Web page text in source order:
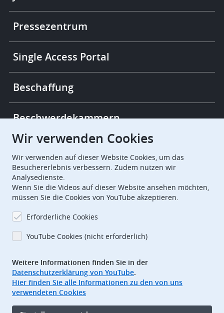
More
links
Pressezentrum
Single Access Portal
Beschaffung
Beschwerdekammern
EuropeanPatentOffice
EPO Procurement
TheEPO
Footer
Impressum
Wir verwenden Cookies
Wir verwenden auf dieser Website Cookies, um das
Besuchererlebnis verbessern. Zudem nutzen wir
Analysedienste.
Wenn Sie die Videos auf dieser Website ansehen möchten,
müssen Sie die Cookies von YouTube akzeptieren.
Erforderliche Cookies
YouTube Cookies (nicht erforderlich)
Weitere Informationen finden Sie in der
Datenschutzerklärung von YouTube.
Hier finden Sie alle Informationen zu den von uns
verwendeten Cookies